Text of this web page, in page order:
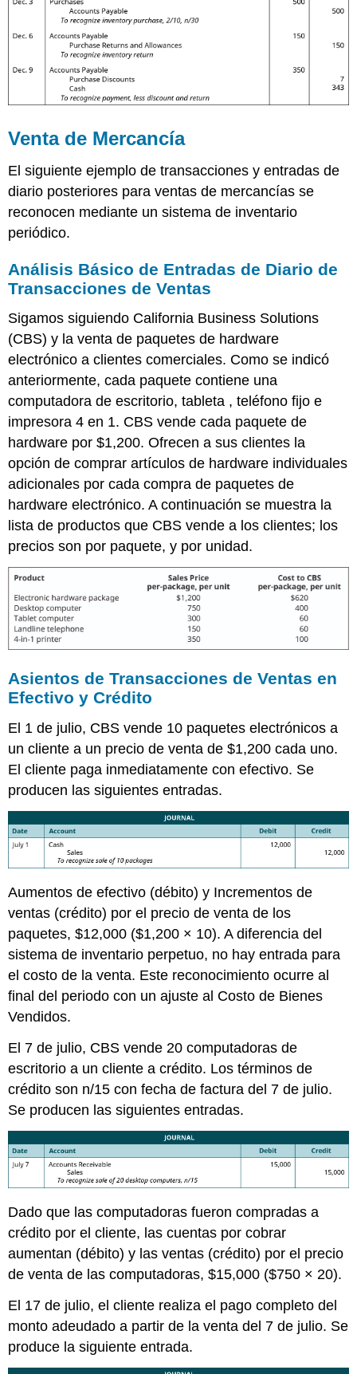
Venta de Mercancía
El siguiente ejemplo de transacciones y entradas de
diario posteriores para ventas de mercancías se
reconocen mediante un sistema de inventario
periódico.
Análisis Básico de Entradas de Diario de
Transacciones de Ventas
Sigamos siguiendo California Business Solutions
(CBS) y la venta de paquetes de hardware
electrónico a clientes comerciales. Como se indicó
anteriormente, cada paquete contiene una
computadora de escritorio, tableta , teléfono fijo e
impresora 4 en 1. CBS vende cada paquete de
hardware por $1,200. Ofrecen a sus clientes la
opción de comprar artículos de hardware individuales
adicionales por cada compra de paquetes de
hardware electrónico. A continuación se muestra la
lista de productos que CBS vende a los clientes; los
precios son por paquete, y por unidad.
Asientos de Transacciones de Ventas en
Efectivo y Crédito
El 1 de julio, CBS vende 10 paquetes electrónicos a
un cliente a un precio de venta de $1,200 cada uno.
El cliente paga inmediatamente con efectivo. Se
producen las siguientes entradas.
Aumentos de efectivo (débito) y Incrementos de
ventas (crédito) por el precio de venta de los
paquetes, $12,000 ($1,200 × 10). A diferencia del
sistema de inventario perpetuo, no hay entrada para
el costo de la venta. Este reconocimiento ocurre al
final del periodo con un ajuste al Costo de Bienes
Vendidos.
El 7 de julio, CBS vende 20 computadoras de
escritorio a un cliente a crédito. Los términos de
crédito son n/15 con fecha de factura del 7 de julio.
Se producen las siguientes entradas.
Dado que las computadoras fueron compradas a
crédito por el cliente, las cuentas por cobrar
aumentan (débito) y las ventas (crédito) por el precio
de venta de las computadoras, $15,000 ($750 × 20).
El 17 de julio, el cliente realiza el pago completo del
monto adeudado a partir de la venta del 7 de julio. Se
produce la siguiente entrada.